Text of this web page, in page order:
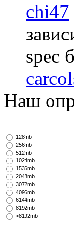
chi47
spec
Наш
128mb
256mb
512mb
1024mb
1536mb
2048mb
3072mb
4096mb
6144mb
8192mb
>8192mb